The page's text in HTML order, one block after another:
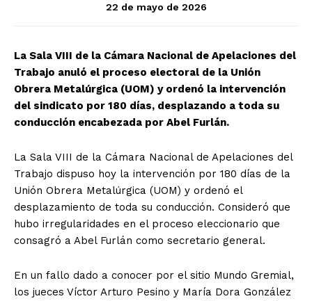
22 de mayo de 2026
La Sala VIII de la Cámara Nacional de Apelaciones del
Trabajo anuló el proceso electoral de la Unión
Obrera Metalúrgica (UOM) y ordenó la intervención
del sindicato por 180 días, desplazando a toda su
conducción encabezada por Abel Furlán.
La Sala VIII de la Cámara Nacional de Apelaciones del
Trabajo dispuso hoy la intervención por 180 días de la
Unión Obrera Metalúrgica (UOM) y ordenó el
desplazamiento de toda su conducción. Consideró que
hubo irregularidades en el proceso eleccionario que
consagró a Abel Furlán como secretario general.
En un fallo dado a conocer por el sitio Mundo Gremial,
los jueces Víctor Arturo Pesino y María Dora González